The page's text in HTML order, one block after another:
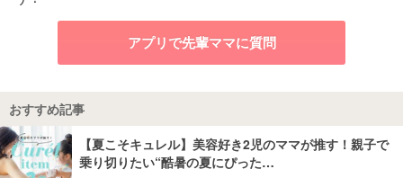
アプリで先輩ママに質問
おすすめ記事
【夏こそキュレル】美容好き2児のママが推す！親子で
乗り切りたい“酷暑の夏にぴった…